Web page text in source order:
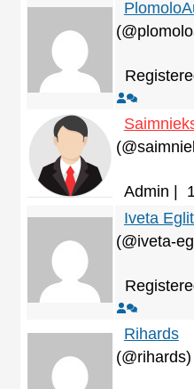
Admin |
Iveta
(@iveta-
Rihards
(@rihards)